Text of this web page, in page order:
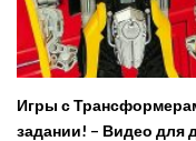
Игры с
задании! – Видео для